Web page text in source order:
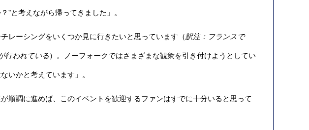
"と考えながら帰ってきました」。
レーシングをいくつか見に行きたいと思っています（訳注：フランスで
行われている）。ノーフォークではさまざまな観衆を引き付けようとしてい
いかと考えています」。
順調に進めば、このイベントを歓迎するファンはすでに十分いると思って